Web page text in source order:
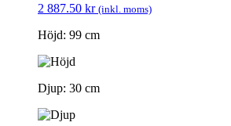
2 887.50 kr (inkl. moms)
Höjd: 99 cm
Djup: 30 cm